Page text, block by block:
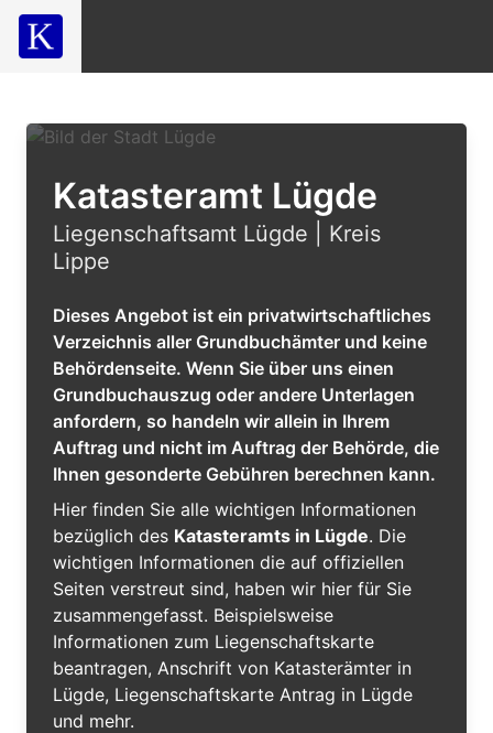
Katasteramt Lügde
Liegenschaftsamt Lügde | Kreis
Lippe
Dieses Angebot ist ein privatwirtschaftliches
Verzeichnis aller Grundbuchämter und keine
Behördenseite. Wenn Sie über uns einen
Grundbuchauszug oder andere Unterlagen
anfordern, so handeln wir allein in Ihrem
Auftrag und nicht im Auftrag der Behörde, die
Ihnen gesonderte Gebühren berechnen kann.
Hier finden Sie alle wichtigen Informationen
bezüglich des Katasteramts in Lügde. Die
wichtigen Informationen die auf offiziellen
Seiten verstreut sind, haben wir hier für Sie
zusammengefasst. Beispielsweise
Informationen zum Liegenschaftskarte
beantragen, Anschrift von Katasterämter in
Lügde, Liegenschaftskarte Antrag in Lügde
und mehr.